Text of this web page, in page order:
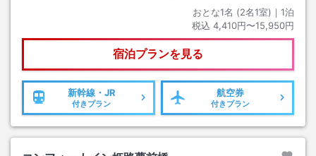
おとな1名 (2名1室)｜ 1泊
税込 4,410円〜15,950円
宿泊プランを見る
新幹線・JR
付きプラン
航空券
付きプラン